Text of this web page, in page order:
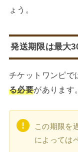
ょう。
発送期限は最大
チケットワンピで
る必要があります。
この期限を
によっては